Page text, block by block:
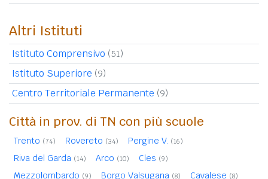
Altri Istituti
Istituto Comprensivo (51)
Istituto Superiore (9)
Centro Territoriale Permanente (9)
Città in prov. di TN con più scuole
Trento (74) Rovereto (34) Pergine V. (16)
Riva del Garda (14) Arco (10) Cles (9)
Mezzolombardo (9) Borgo Valsugana (8) Cavalese (8)